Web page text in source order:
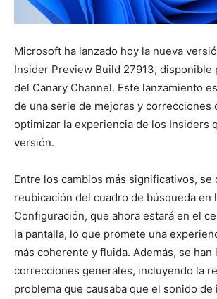
Microsoft ha lanzado hoy la nueva
Insider Preview Build 27913, disponible
del Canary Channel. Este lanzamiento
de una serie de mejoras y correcciones
optimizar la experiencia de los Insiders
versión.
Entre los cambios más significativos, se
reubicación del cuadro de búsqueda en
Configuración, que ahora estará en el
la pantalla, lo que promete una
más coherente y fluida. Además, se han
correcciones generales, incluyendo la
problema que causaba que el sonido de